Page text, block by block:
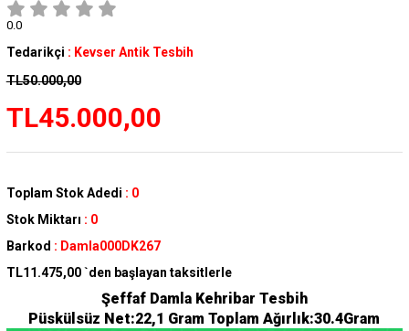
0.0
Tedarikçi : Kevser Antik Tesbih
TL50.000,00
TL45.000,00
Toplam Stok Adedi : 0
Stok Miktarı : 0
Barkod : Damla000DK267
TL11.475,00 `den başlayan taksitlerle
Şeffaf Damla Kehribar Tesbih
Püskülsüz Net:22,1 Gram Toplam Ağırlık:30.4Gram